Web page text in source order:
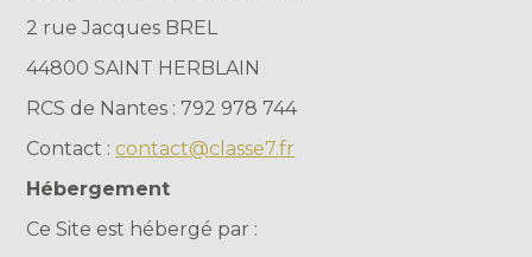
2 rue Jacques BREL
44800 SAINT HERBLAIN
RCS de Nantes : 792 978 744
Contact : contact@classe7.fr
Hébergement
Ce Site est hébergé par :